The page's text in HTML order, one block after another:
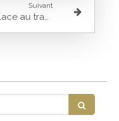
Suivant
Je ne me sens plus à ma place au travail : que faire ?